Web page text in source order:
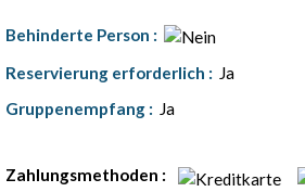
Behinderte Person :
Reservierung erforderlich : Ja
Gruppenempfang : Ja
Preise
Zahlungsmethoden :